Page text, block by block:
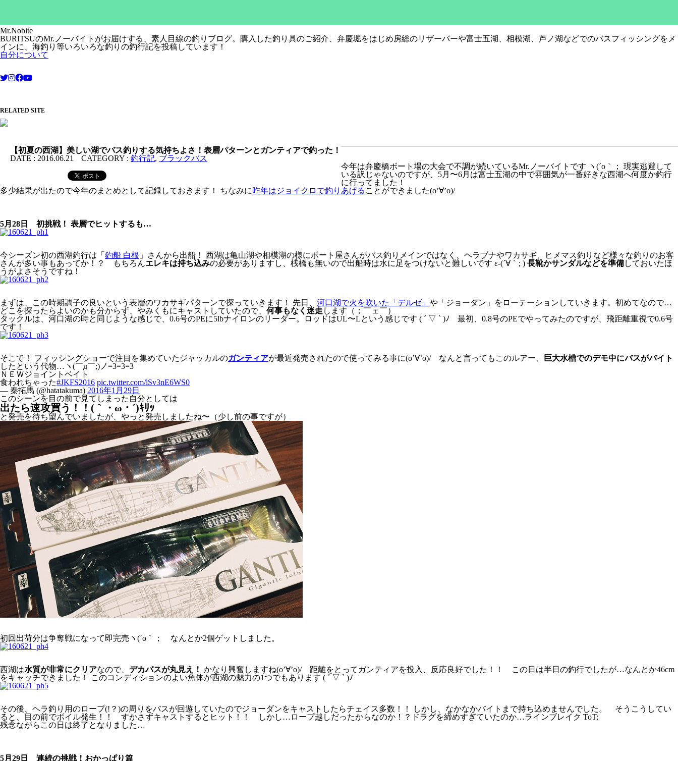
Mr.Nobite
BURITSUのMr.ノーバイトがお届けする、素人目線の釣りブログ。購入した釣り具のご紹介、弁慶堀をはじめ房総のリザーバーや富士五湖、相模湖、芦ノ湖などでのバスフィッシングをメ
インに、海釣り等いろいろな釣りの釣行記を投稿しています！
自分について
RELATED SITE
【初夏の西湖】美しい湖でバス釣りする気持ちよさ！表層パターンとガンティアで釣った！
DATE : 2016.06.21 CATEGORY : 釣行記, ブラックバス
今年は弁慶橋ボート場の大会で不調が続いているMr.ノーバイトです ヽ(´o｀； 現実逃避して
いる訳じゃないのですが、5月〜6月は富士五湖の中で雰囲気が一番好きな西湖へ何度か釣行
に行ってました！
多少結果が出たので今年のまとめとして記録しておきます！ ちなみに昨年はジョイクロで釣りあげる ことができました(o’∀’o)/
5月28日 初挑戦！ 表層でヒットするも…
今シーズン初の西湖釣行は「 釣船 白根 」さんから出船！ 西湖は亀山湖や相模湖の様にボート屋さんがバス釣りメインではなく、ヘラブナやワカサギ、ヒメマス釣りなど様々な釣りのお客
さんが多い事もあってか！？ もちろんエレキは持ち込みの必要がありますし、桟橋も無いので出船時は水に足をつけないと難しいです ε-(´∀｀; ) 長靴かサンダルなどを準備しておいたほ
うがよさそうですね！
まずは、この時期調子の良いという表層のワカサギパターンで探っていきます！ 先日、 河口湖で火を吹いた「デルゼ」 や「ジョーダン」をローテーションしていきます。初めてなので…
どこを探ったらよいのかも分からず、やみくもにキャストしていたので、 何事もなく迷走 します（；￣ェ￣）
タックルは、河口湖の時と同じような感じで、0.6号のPEに5lbナイロンのリーダー。ロッドはUL〜Lという感じです ( ´ ▽ ` )ﾉ 最初、0.8号のPEでやってみたのですが、飛距離重視で0.6号
です！
そこで！ フィッシングショーで注目を集めていたジャッカルのガンティアが最近発売されたので使ってみる事に(o’∀’o)/ なんと言ってもこのルアー、
巨大水槽でのデモ中にバスがバイト
したという代物…ヽ(￣д￣;)ノ=3=3=3
ＮＥＷジョイントベイト
食われちゃった#JKFS2016 pic.twitter.com/lSv3nE6WS0
— 秦拓馬 (@hatatakuma) 2016年1月29日
このシーンを目の前で見てしまった自分としては
出たら速攻買う！！(｀・ω・´)ｷﾘｯ
と発売を待ち望んでいましたが、やっと発売しましたね〜（少し前の事ですが）
初回出荷分は争奪戦になって即完売ヽ(´o｀； なんとか2個ゲットしました。
西湖は水質が非常にクリアなので、 デカバスが丸見え！ かなり興奮しますね(o’∀’o)/ 距離をとってガンティアを投入、反応良好でした！！ この日は半日の釣行でしたが…なんとか46cm
をキャッチできました！ このコンディションのよい魚体が西湖の魅力の1つでもあります ( ´ ▽ ` )ﾉ
その後、ヘラ釣り用のロープ(!？)の周りをバスが回遊していたのでジョーダンをキャストしたらチェイス多数！！ しかし、なかなかバイトまで持ち込めませんでした。 そうこうしてい
ると、目の前でボイル発生！！ すかさずキャストするとヒット！！ しかし…ロープ越しだったからなのか！？ドラグを締めすぎていたのか…ラインブレイク ToT;
残念ながらこの日は終了となりました…
5月29日 連続の挑戦！おかっぱり篇